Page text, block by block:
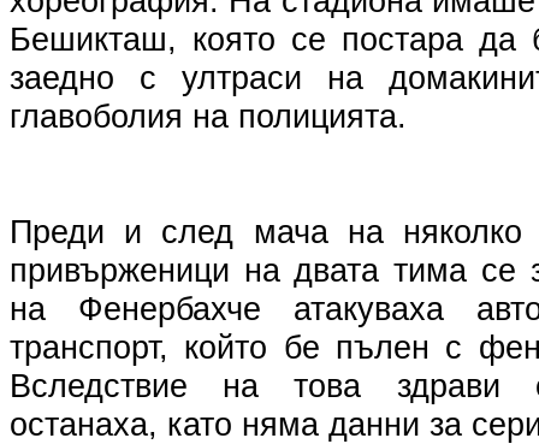
Бешикташ, която се постара да
заедно с ултраси на
главоболия на полицията.
Преди и след мача на няколко
привърженици на двата тима се
на Фенербахче атакуваха
транспорт, който бе пълен с
Вследствие на това здрави
останаха, като няма данни за